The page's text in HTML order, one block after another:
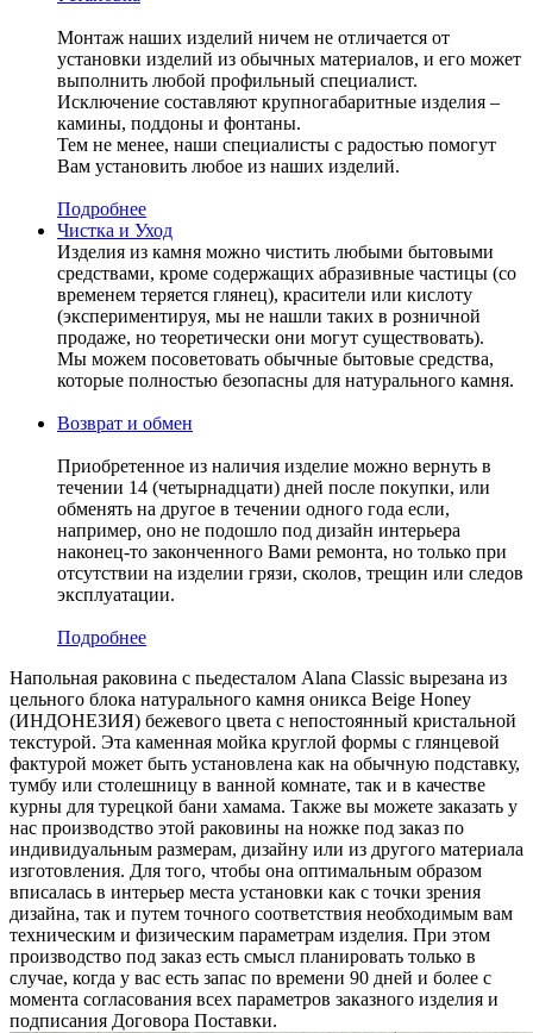
Монтаж наших изделий ничем не отличается от
установки изделий из обычных материалов, и его может
выполнить любой профильный специалист.
Исключение составляют крупногабаритные изделия –
камины, поддоны и фонтаны.
Тем не менее, наши специалисты с радостью помогут
Вам установить любое из наших изделий.
Подробнее
Чистка и Уход
Изделия из камня можно чистить любыми бытовыми
средствами, кроме содержащих абразивные частицы (со
временем теряется глянец), красители или кислоту
(экспериментируя, мы не нашли таких в розничной
продаже, но теоретически они могут существовать).
Мы можем посоветовать обычные бытовые средства,
которые полностью безопасны для натурального камня.
Возврат и обмен
Приобретенное из наличия изделие можно вернуть в
течении 14 (четырнадцати) дней после покупки, или
обменять на другое в течении одного года если,
например, оно не подошло под дизайн интерьера
наконец-то законченного Вами ремонта, но только при
отсутствии на изделии грязи, сколов, трещин или следов
эксплуатации.
Подробнее
Напольная раковина с пьедесталом Alana Classic вырезана из
цельного блока натурального камня оникса Beige Honey
(ИНДОНЕЗИЯ) бежевого цвета c непостоянный кристальной
текстурой. Эта каменная мойка круглой формы с глянцевой
фактурой может быть установлена как на обычную подставку,
тумбу или столешницу в ванной комнате, так и в качестве
курны для турецкой бани хамама. Также вы можете заказать у
нас производство этой раковины на ножке под заказ по
индивидуальным размерам, дизайну или из другого материала
изготовления. Для того, чтобы она оптимальным образом
вписалась в интерьер места установки как с точки зрения
дизайна, так и путем точного соответствия необходимым вам
техническим и физическим параметрам изделия. При этом
производство под заказ есть смысл планировать только в
случае, когда у вас есть запас по времени 90 дней и более с
момента согласования всех параметров заказного изделия и
подписания Договора Поставки.